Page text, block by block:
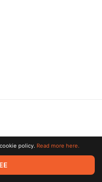
reserved. All trademarks
policy. Read more here.